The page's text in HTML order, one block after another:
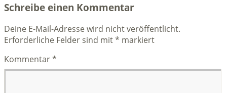
Schreibe einen Kommentar
Deine E-Mail-Adresse wird nicht veröffentlicht.
Erforderliche Felder sind mit* markiert
Kommentar*